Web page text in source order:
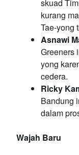
skuad
kurang
Tae-yong
Asnawi
Greeners
yong
cedera.
Ricky
Bandung
dalam
Wajah Baru